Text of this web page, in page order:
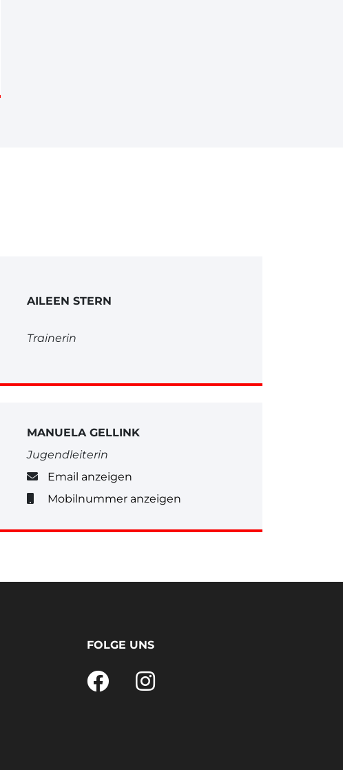
AILEEN STERN
Trainerin
MANUELA GELLINK
Jugendleiterin
Email anzeigen
Mobilnummer anzeigen
FOLGE UNS